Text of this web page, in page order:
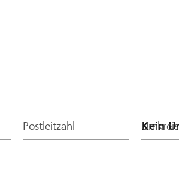
Postleitzahl Umkreis